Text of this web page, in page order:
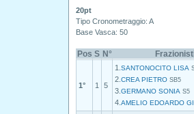
20pt
Tipo Cronometraggio: A
Base Vasca: 50
Pos S N°
1° 1 5
1. SANTONOCITO LISA
2. CREA PIETRO SB5
3. GERMANO SONIA S5
4. AMELIO EDOARDO